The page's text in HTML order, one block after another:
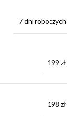
7 dni roboczych
199 zł
198 zł